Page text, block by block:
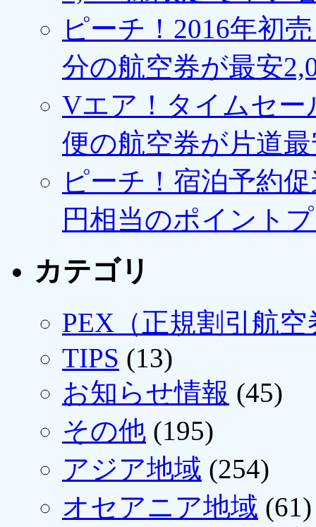
ピーチ！2016年初
分の航空券が最安
Vエア！タイムセー
便の航空券が片道最
ピーチ！宿泊予約
円相当のポイント
カテゴリ
PEX（正規割引航空
TIPS (13)
お知らせ情報 (45)
その他 (195)
アジア地域 (254)
オセアニア地域 (61)